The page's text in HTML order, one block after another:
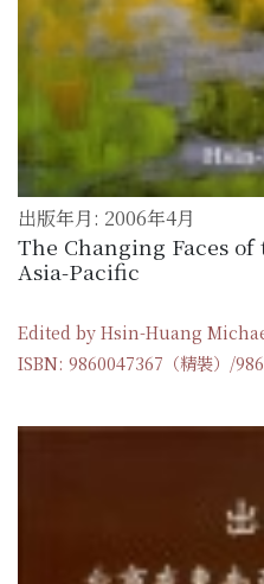
出版年月: 2006年4月
The Changing Faces
Asia-Pacific
Edited by Hsin-Huang
ISBN: 9860047367（精裝）/